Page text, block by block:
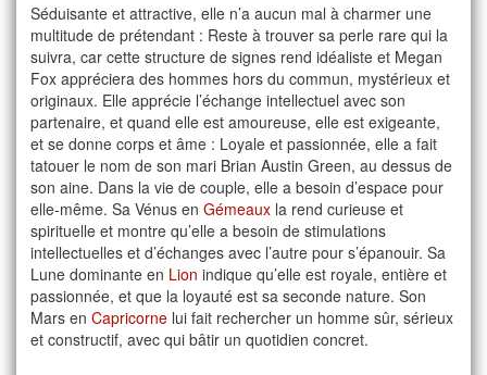
Séduisante et attractive, elle n’a aucun mal à charmer une
multitude de prétendant : Reste à trouver sa perle rare qui la
suivra, car cette structure de signes rend idéaliste et Megan
Fox appréciera des hommes hors du commun, mystérieux et
originaux. Elle apprécie l’échange intellectuel avec son
partenaire, et quand elle est amoureuse, elle est exigeante,
et se donne corps et âme : Loyale et passionnée, elle a fait
tatouer le nom de son mari Brian Austin Green, au dessus de
son aine. Dans la vie de couple, elle a besoin d’espace pour
elle-même. Sa Vénus en Gémeaux la rend curieuse et
spirituelle et montre qu’elle a besoin de stimulations
intellectuelles et d’échanges avec l’autre pour s’épanouir. Sa
Lune dominante en Lion indique qu’elle est royale, entière et
passionnée, et que la loyauté est sa seconde nature. Son
Mars en Capricorne lui fait rechercher un homme sûr, sérieux
et constructif, avec qui bâtir un quotidien concret.